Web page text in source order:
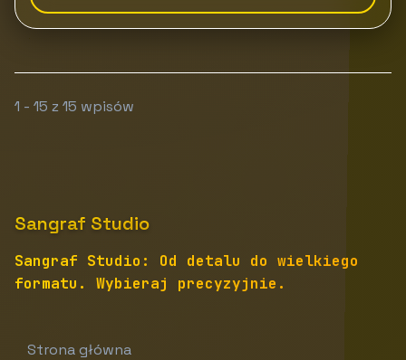
1 - 15 z 15 wpisów
Sangraf Studio
Sangraf Studio: Od detalu do wielkiego
formatu. Wybieraj precyzyjnie.
Strona główna